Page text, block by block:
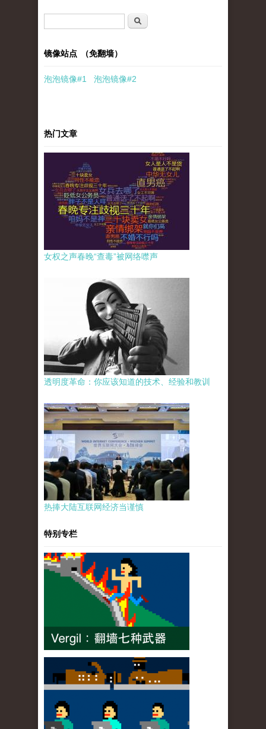
搜索
镜像站点 （免翻墙）
泡泡镜像#1 泡泡镜像#2
热门文章
女权之声春晚“查毒”被网络噤声
透明度革命：你应该知道的技术、经验和教训
热捧大陆互联网经济当谨慎
特别专栏